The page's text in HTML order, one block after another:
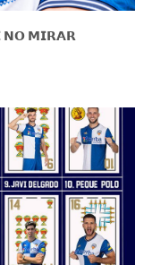
𝗡𝗢 𝗠𝗜𝗥𝗔𝗥